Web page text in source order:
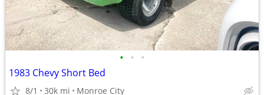
• • •
1983 Chevy Short Bed
8/1 30k mi Monroe City